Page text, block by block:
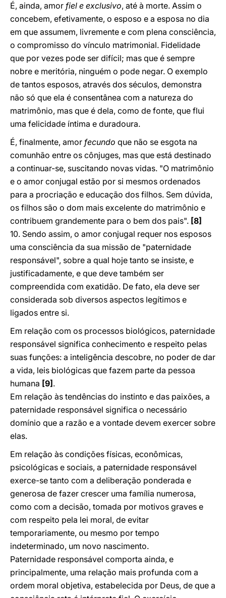
É, ainda, amor fiel e exclusivo, até à morte. Assim o
concebem, efetivamente, o esposo e a esposa no dia
em que assumem, livremente e com plena consciência,
o compromisso do vínculo matrimonial. Fidelidade
que por vezes pode ser difícil; mas que é sempre
nobre e meritória, ninguém o pode negar. O exemplo
de tantos esposos, através dos séculos, demonstra
não só que ela é consentânea com a natureza do
matrimônio, mas que é dela, como de fonte, que flui
uma felicidade íntima e duradoura.
É, finalmente, amor fecundo que não se esgota na
comunhão entre os cônjuges, mas que está destinado
a continuar-se, suscitando novas vidas. "O matrimônio
e o amor conjugal estão por si mesmos ordenados
para a procriação e educação dos filhos. Sem dúvida,
os filhos são o dom mais excelente do matrimônio e
contribuem grandemente para o bem dos pais". [8]
10. Sendo assim, o amor conjugal requer nos esposos
uma consciência da sua missão de "paternidade
responsável", sobre a qual hoje tanto se insiste, e
justificadamente, e que deve também ser
compreendida com exatidão. De fato, ela deve ser
considerada sob diversos aspectos legítimos e
ligados entre si.
Em relação com os processos biológicos, paternidade
responsável significa conhecimento e respeito pelas
suas funções: a inteligência descobre, no poder de dar
a vida, leis biológicas que fazem parte da pessoa
humana [9] .
Em relação às tendências do instinto e das paixões, a
paternidade responsável significa o necessário
domínio que a razão e a vontade devem exercer sobre
elas.
Em relação às condições físicas, econômicas,
psicológicas e sociais, a paternidade responsável
exerce-se tanto com a deliberação ponderada e
generosa de fazer crescer uma família numerosa,
como com a decisão, tomada por motivos graves e
com respeito pela lei moral, de evitar
temporariamente, ou mesmo por tempo
indeterminado, um novo nascimento.
Paternidade responsável comporta ainda, e
principalmente, uma relação mais profunda com a
ordem moral objetiva, estabelecida por Deus, de que a